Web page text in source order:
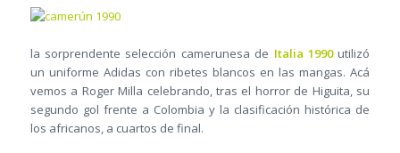
la sorprendente selección camerunesa de Italia 1990utilizó
un uniforme Adidas con ribetes blancos en las mangas. Acá
vemos a Roger Milla celebrando, tras el horror de Higuita, su
segundo gol frente a Colombia y la clasificación histórica de
los africanos, a cuartos de final.